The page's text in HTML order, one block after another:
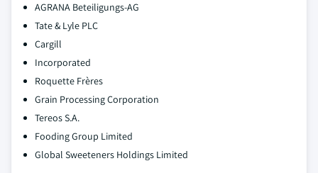
AGRANA Beteiligungs-AG
Tate & Lyle PLC
Cargill
Incorporated
Roquette Frères
Grain Processing Corporation
Tereos S.A.
Fooding Group Limited
Global Sweeteners Holdings Limited